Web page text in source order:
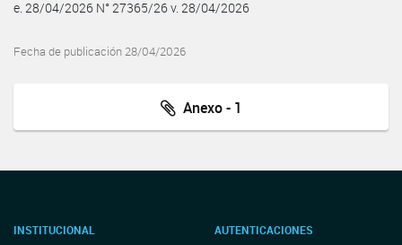
e. 28/04/2026 N° 27365/26 v. 28/04/2026
Fecha de publicación 28/04/2026
Anexo - 1
INSTITUCIONAL AUTENTICACIONES